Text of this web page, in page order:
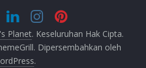
Planet. Keseluruhan Hak Cipta.
Dipersembahkan oleh
.